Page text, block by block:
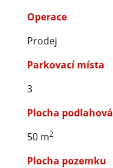
Operace
Prodej
Parkovací místa
3
Plocha podlahová
50 m2
Plocha pozemku